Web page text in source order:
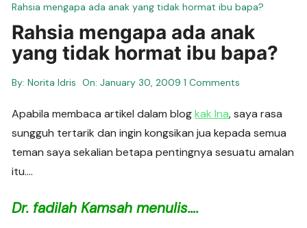
Rahsia mengapa ada anak yang tidak hormat ibu bapa?
Rahsia mengapa ada anak
yang tidak hormat ibu bapa?
By: Norita Idris On:January 30, 2009 1 Comments
Apabila membaca artikel dalam blogkak Ina, saya rasa
sungguh tertarik dan ingin kongsikan jua kepada semua
teman saya sekalian betapa pentingnya sesuatu amalan
itu….
Dr. fadilah Kamsah menulis….